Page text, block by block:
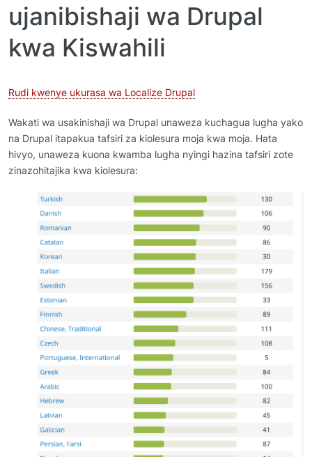
ujanibishaji wa Drupal
kwa Kiswahili
Rudi kwenye ukurasa wa Localize Drupal
Wakati wa usakinishaji wa Drupal unaweza kuchagua lugha yako
na Drupal itapakua tafsiri za kiolesura moja kwa moja. Hata
hivyo, unaweza kuona kwamba lugha nyingi hazina tafsiri zote
zinazohitajika kwa kiolesura: